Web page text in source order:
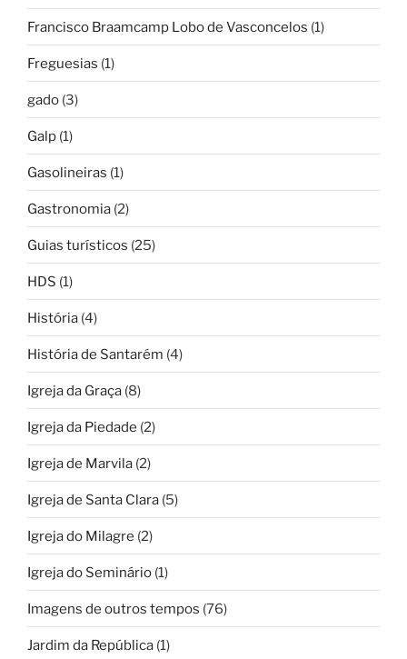
Francisco Braamcamp Lobo de Vasconcelos (1)
Freguesias (1)
gado (3)
Galp (1)
Gasolineiras (1)
Gastronomia (2)
Guias turísticos (25)
HDS (1)
História (4)
História de Santarém (4)
Igreja da Graça (8)
Igreja da Piedade (2)
Igreja de Marvila (2)
Igreja de Santa Clara (5)
Igreja do Milagre (2)
Igreja do Seminário (1)
Imagens de outros tempos (76)
Jardim da República (1)